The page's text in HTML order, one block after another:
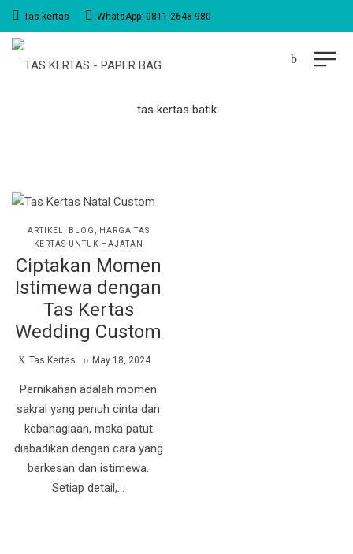
Tas kertas WhatsApp: 0811-2648-980
tas kertas batik
POSTED
IN
ARTIKEL BLOG
HARGA TAS
KERTAS UNTUK HAJATAN
Ciptakan Momen
Istimewa dengan
Tas Kertas
Wedding Custom
by
Tas Kertas
Posted
May 18, 2024
Pernikahan adalah momen
sakral yang penuh cinta dan
kebahagiaan, maka patut
diabadikan dengan cara yang
berkesan dan istimewa.
Setiap detail,…